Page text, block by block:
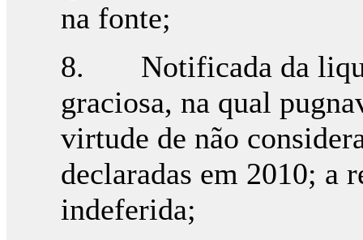
na fonte;
8. Notificada da
graciosa, na qual
virtude de não
declaradas em 2010; a
indeferida;